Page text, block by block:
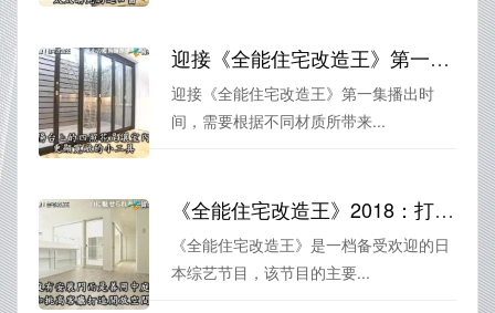
迎接《全能住宅改造王》第一集播出时间，掌握装修基础技巧，迎来全新装修风貌
迎接《全能住宅改造王》第一集播出时
间，需要根据不同材质所带来...
《全能住宅改造王》2018：打造出色居住环境的秘诀
《全能住宅改造王》是一档备受欢迎的日
本综艺节目，该节目的主要...